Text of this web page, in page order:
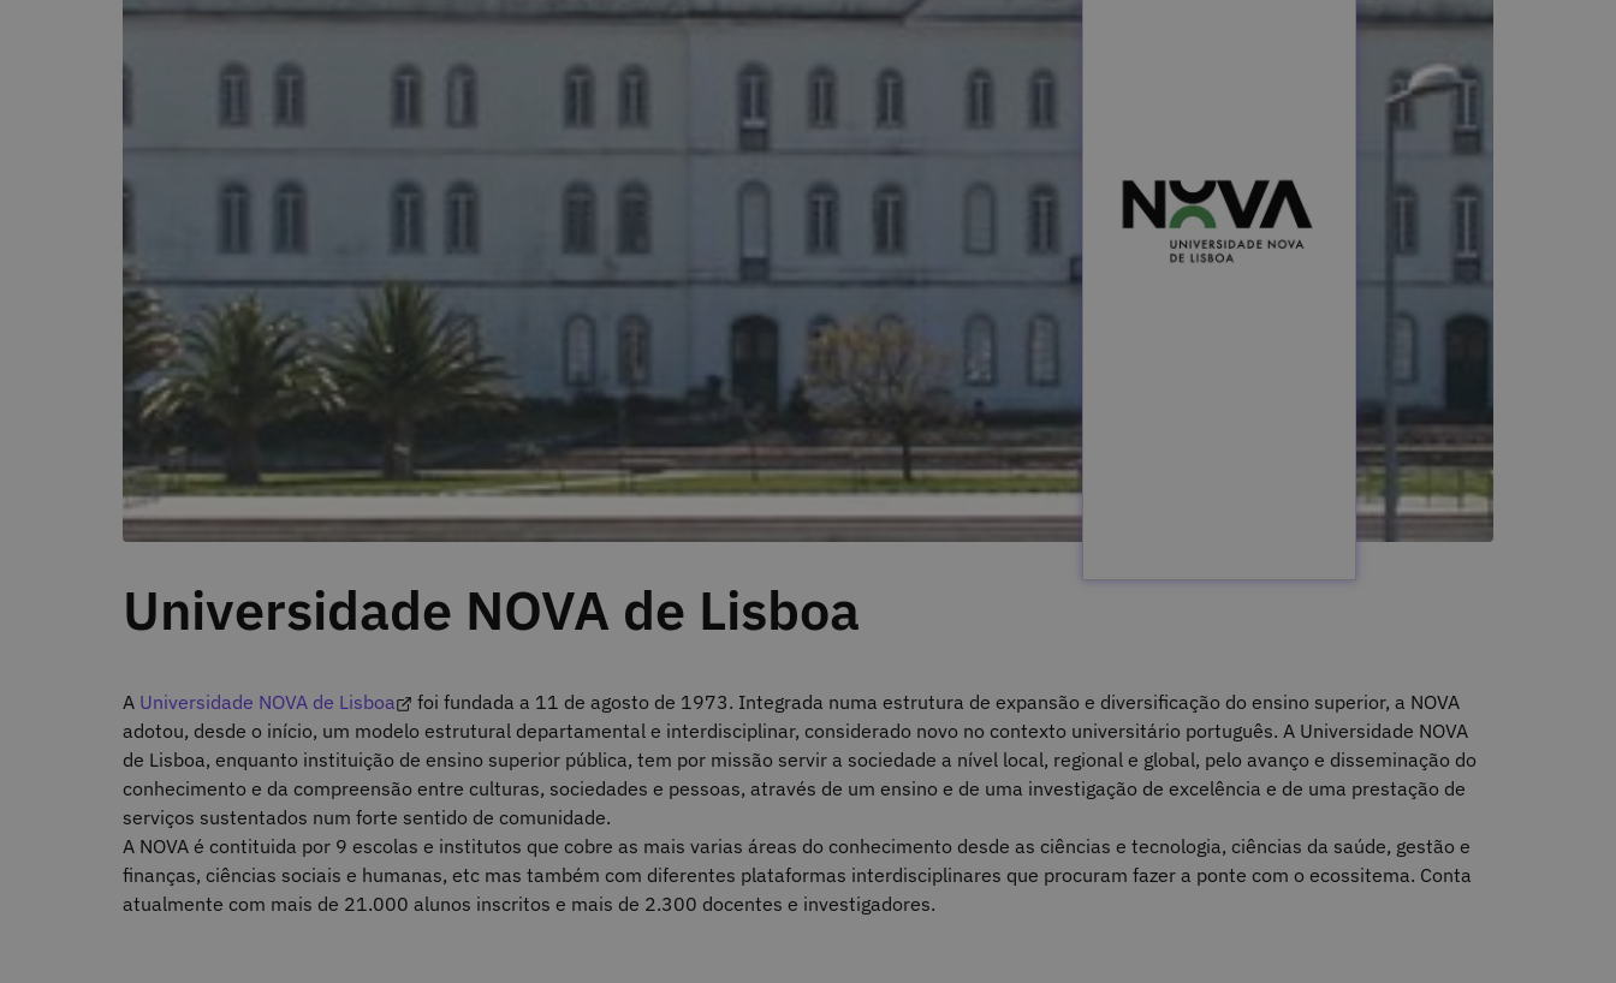
Universidade NOVA de Lisboa
A Universidade NOVA de Lisboa
foi fundada a 11 de agosto de 1973. Integrada numa estrutura de expansão e diversificação do ensino superior, a NOVA
adotou, desde o início, um modelo estrutural departamental e interdisciplinar, considerado novo no contexto universitário português. A Universidade NOVA
de Lisboa, enquanto instituição de ensino superior pública, tem por missão servir a sociedade a nível local, regional e global, pelo avanço e disseminação do
conhecimento e da compreensão entre culturas, sociedades e pessoas, através de um ensino e de uma investigação de excelência e de uma prestação de
serviços sustentados num forte sentido de comunidade.
A NOVA é contituida por 9 escolas e institutos que cobre as mais varias áreas do conhecimento desde as ciências e tecnologia, ciências da saúde, gestão e
finanças, ciências sociais e humanas, etc mas também com diferentes plataformas interdisciplinares que procuram fazer a ponte com o ecossitema. Conta
atualmente com mais de 21.000 alunos inscritos e mais de 2.300 docentes e investigadores.